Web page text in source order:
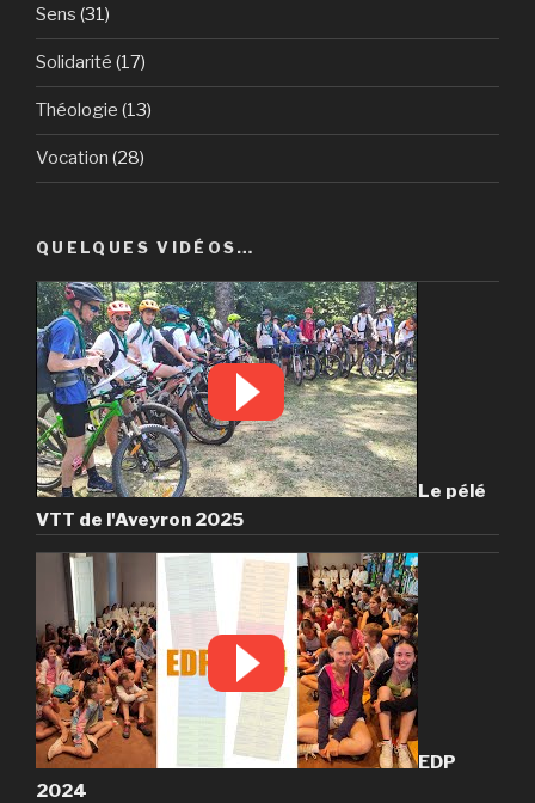
Sens (31)
Solidarité (17)
Théologie (13)
Vocation (28)
QUELQUES VIDÉOS…
Le pélé
VTT de l'Aveyron 2025
EDP
2024